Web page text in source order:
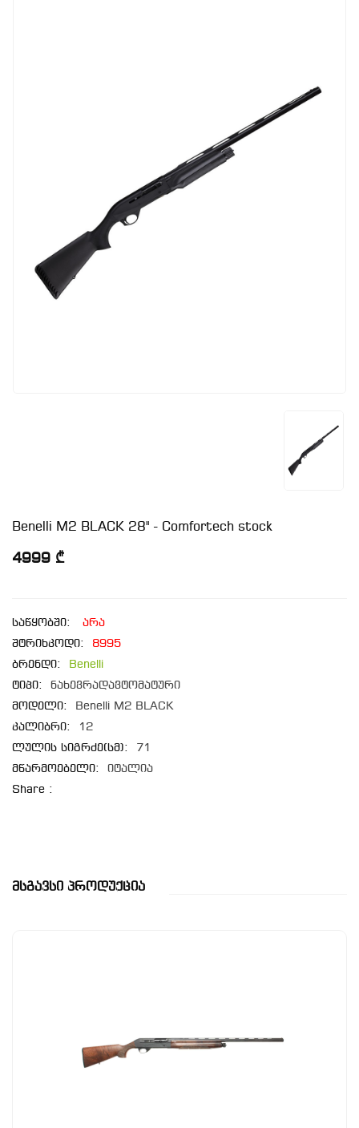
Benelli M2 BLACK 28" - Comfortech stock
4999 ₾
საწყობში:
არა
შტრიხკოდი:
8995
ბრენდი:
Benelli
ტიპი:
ნახევრადავტომატური
მოდელი:
Benelli M2 BLACK
კალიბრი:
12
ლულის სიგრძე(სმ):
71
მწარმოებელი:
იტალია
Share :
Მსგავსი Პროდუქცია